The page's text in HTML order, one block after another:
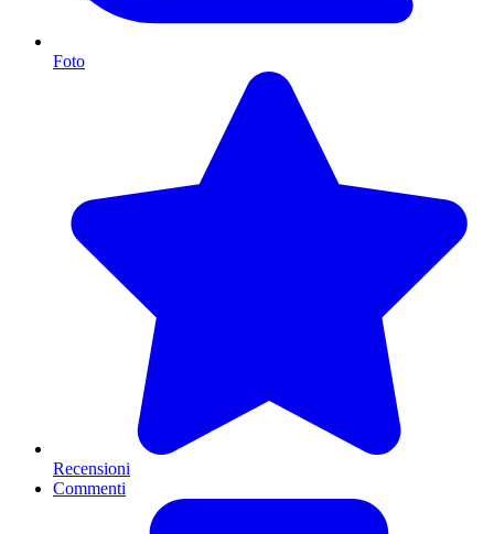
Foto
Recensioni
Commenti